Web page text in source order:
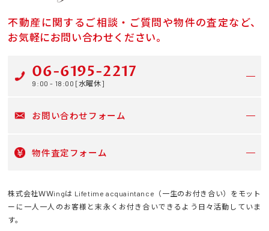
不動産に関するご相談・ご質問や物件の査定など、
お気軽にお問い合わせください。
06-6195-2217
9:00 - 18:00 [水曜休]
お問い合わせフォーム
物件査定フォーム
株式会社ＷＷingは Lifetime acquaintance（一生のお付き合い）をモット
ーに一人一人のお客様と末永くお付き合いできるよう日々活動していま
す。